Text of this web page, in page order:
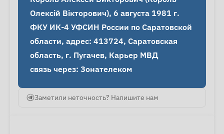
Олексій Вікторович), 6 августа 1981 г.
ФКУ ИК-4 УФСИН России по Саратовской
области, адрес: 413724, Саратовская
область, г. Пугачев, Карьер МВД
связь через: Зонателеком
Заметили неточность? Напишите нам